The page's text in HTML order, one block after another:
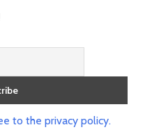
to the privacy policy.